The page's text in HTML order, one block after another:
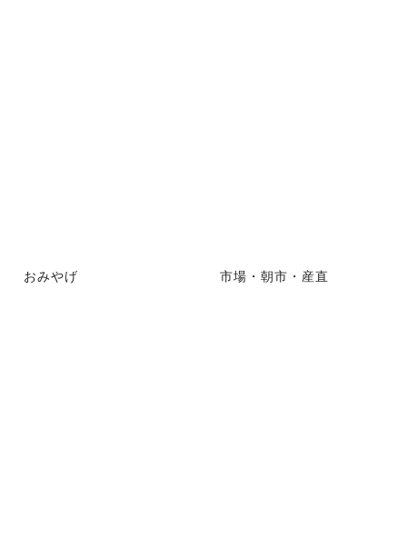
おみやげ 市場・朝市・産直